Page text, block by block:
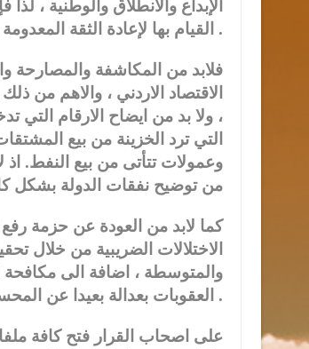
الإبداع والانطلاق والوطنية ،
القيام بها لإعادة الثقة المعدومة وإيجاد حلول للمشاكل الاقتصادية التي كادت ان تصل حد اللاعودة .
فلابد من المكاشفة والمصارحة
الاقتصاد الاردني ، والاهم
، ولا بد من ايضاح الارقام التي
التي ترد الخزينة من بيع
وعمولات تتأتى من بيع النفط.
من توضيح نفقات الدولة بشكل
كما لابد من العودة عن حزمة رفع
الاختلالات الضريبية من خلال
والمتوسطة ، اضافة الى
العقوبات بعدالة بعيدا عن المحسوبية ، وتحصيل الضرائب غير المحصلة .
على اصحاب القرار فتح كافة